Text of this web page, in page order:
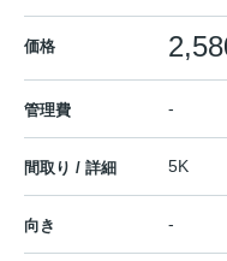
価格
管理費 -
間取り / 詳細 5K
向き -